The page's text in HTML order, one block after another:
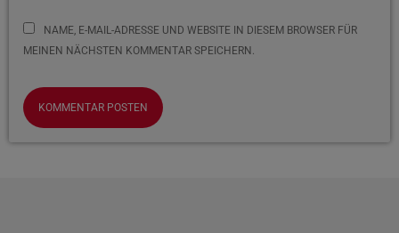
NAME, E-MAIL-ADRESSE UND WEBSITE IN DIESEM BROWSER FÜR
MEINEN NÄCHSTEN KOMMENTAR SPEICHERN.